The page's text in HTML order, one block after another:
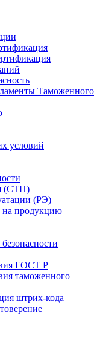
Таможенного
условий
(СТП)
(РЭ)
на продукцию
ГОСТ Р
таможенного
штрих-кода